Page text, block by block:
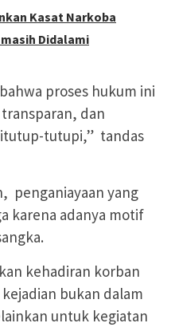
Kasat Narkoba
Didalami
proses hukum ini
dan
tutupi,” tandas
penganiayaan yang
karena adanya motif
kehadiran korban
bukan dalam
untuk kegiatan